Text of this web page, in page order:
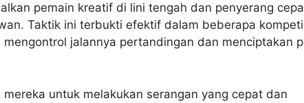
pemain kreatif di lini tengah dan penyerang
Taktik ini terbukti efektif dalam beberapa
mengontrol jalannya pertandingan dan menciptakan
untuk melakukan serangan yang cepat dan